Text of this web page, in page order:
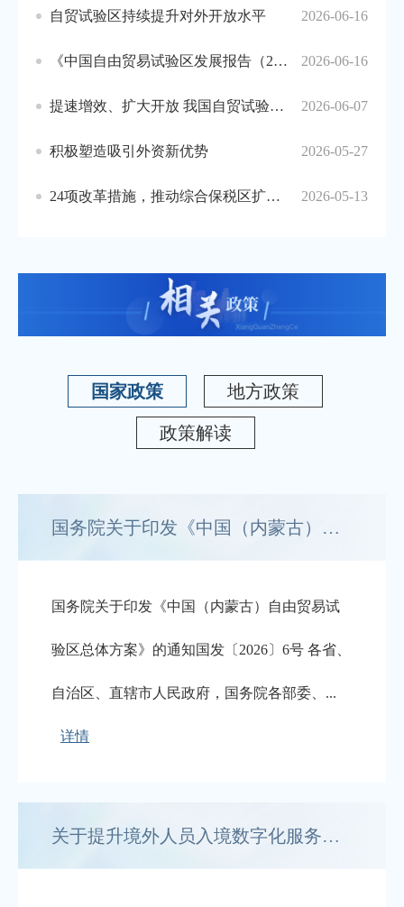
2026-06-16
自贸试验区持续提升对外开放水平
2026-06-16
《中国自由贸易试验区发展报告（2025）》
2026-06-07
提速增效、扩大开放 我国自贸试验区发展动能强劲
2026-05-27
积极塑造吸引外资新优势
2026-05-13
24项改革措施，推动综合保税区扩能提质
国家政策 地方政策
政策解读
国务院关于印发《中国（内蒙古）自由贸易试验区总体方案》的通知
国务院关于印发《中国（内蒙古）自由贸易试
验区总体方案》的通知国发〔2026〕6号 各省、
自治区、直辖市人民政府，国务院各部委、...
详情
关于提升境外人员入境数字化服务便利性的实施意见